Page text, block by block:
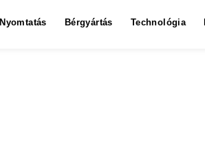
Nyomtatás Bérgyártás Technológia